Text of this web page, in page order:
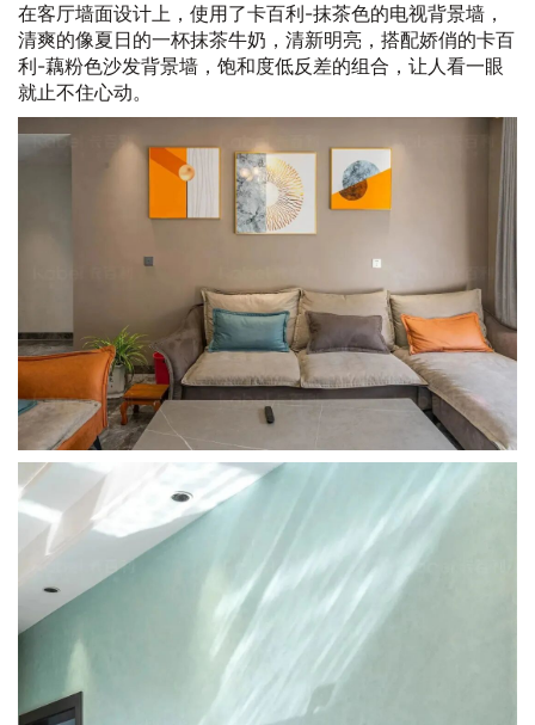
在客厅墙面设计上，使用了卡百利-抹茶色的电视背景墙，
清爽的像夏日的一杯抹茶牛奶，清新明亮，搭配娇俏的卡百
利-藕粉色沙发背景墙，饱和度低反差的组合，让人看一眼
就止不住心动。